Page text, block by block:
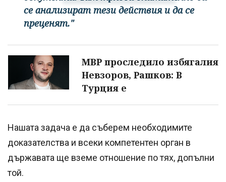
се анализират тези действия и да се
преценят."
МВР проследило избягалия
Невзоров, Рашков: В
Турция е
Нашата задача е да съберем необходимите
доказателства и всеки компетентен орган в
държавата ще вземе отношение по тях, допълни
той.